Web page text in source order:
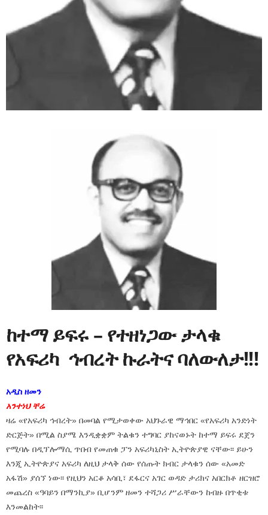
ከተማ ይፍሩ – የተዘነጋው ታላቁ
የአፍሪካ ኅብረት ኩራትና ባለውለታ!!!
አዲስ ዘመን
አንተነህ ቸሬ
ዛሬ «የአፍሪካ ኅብረት» በመባል የሚታወቀው አህጉራዊ ማኅበር «የአፍሪካ አንድነት
ድርጅት» በሚል ስያሜ እንዲቋቋም ትልቁን ተግባር ያከናወኑት ከተማ ይፍሩ ደጀን
የሚባሉ በዲፕሎማሲ ጥበብ የመጠቁ ፓን አፍሪካኒስት ኢትዮጵያዊ ናቸው፡፡ ይሁን
እንጂ ኢትዮጵያና አፍሪካ ለዚህ ታላቅ ሰው የሰጡት ክብር ታላቁን ሰው «አመድ
አፋሽ» ያሰኘ ነው፡፡ የዚህን አርቆ አሳቢ፣ ደፋርና አገር ወዳድ ታሪክና አበርክቶ ዘርዝሮ
መጨረስ «ዓባይን በማንኪያ» ቢሆንም ዘመን ተሻጋሪ ሥራቸውን ከብዙ በጥቂቱ
እንመልከት፡፡